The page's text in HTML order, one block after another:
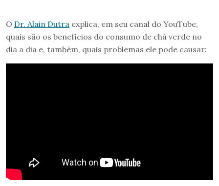
O Dr. Alain Dutra explica, em seu canal do YouTube,
quais são os benefícios do consumo de chá verde no
dia a dia e, também, quais problemas ele pode causar: